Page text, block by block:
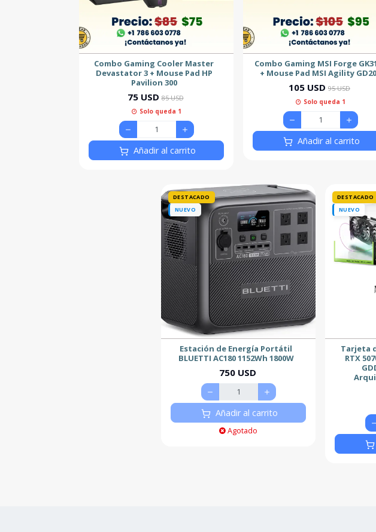
Combo Gaming Cooler Master
Devastator 3 + Mouse Pad HP
Pavilion 300
75 USD 85 USD
Solo queda 1
Añadir al carrito
Combo Gaming MSI Forge
+ Mouse Pad MSI Agility GD20
105 USD 95 USD
Solo queda 1
Añadir al carrito
DESTACADO
NUEVO
Estación de Energía Portátil
BLUETTI AC180 1152Wh 1800W
750 USD
Añadir al carrito
Agotado
DESTACADO
NUEVO
Tarjeta
RTX